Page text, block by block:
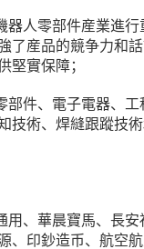
人零部件産業進
了産品的競争力和
堅實保障；
件、電子電器、
技術、焊縫跟蹤技
、華晨寶馬、長安
、印鈔造币、航空航